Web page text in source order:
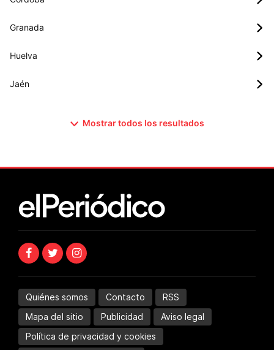
Granada
Huelva
Jaén
Mostrar todos los resultados
Quiénes somos Contacto
RSS
Mapa del sitio
Publicidad
Aviso legal
Política de privacidad y cookies